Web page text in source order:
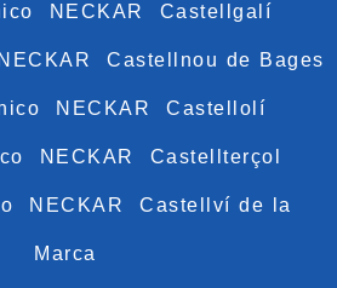
NECKAR Castellgalí
Castellnou de Bages
NECKAR Castellolí
NECKAR Castellterçol
NECKAR Castellví de la
Marca